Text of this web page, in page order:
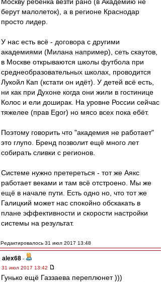
берут малолеток), а в регионе Краснодар
просто лидер.
У нас есть всё - договора с другими
академиями (Милана например), сеть скаутов,
в Москве открываются школы футбола при
среднеобразовательных школах, проводится
Лукойл Кап (кстати он идёт). У детей всё есть,
ни как при Духоне когда они жили в гостинице
Колос и ели доширак. На уровне России сейчас
тяжелее (прав Egor) но мясо всех пока ебёт.
Поэтому говорить что "академия не работает"
это глупо. Бренд позволит ещё много лет
собирать сливки с регионов.
Системе нужно претереться - тот же Аякс
работает веками и там всё отстроено. Мы же
ещё в начале пути. Есть одно но, что тот же
Галицкий может нас спокойно обскакать в
плане эффективности и скорости настройки
системы на результат.
Редактировалось 31 июл 2017 13:48
alex68 -
31 июл 2017 13:42
Гунько ещё Газзаева переплюнет )))